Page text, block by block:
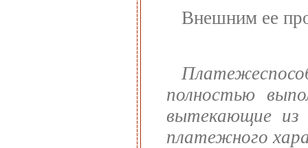
Внешним ее
полностью
вытекающие из
платежного